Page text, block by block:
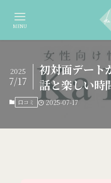
MENU
初対面デート
話と楽しい時
2025
7/17
口コミ 2025-07-17